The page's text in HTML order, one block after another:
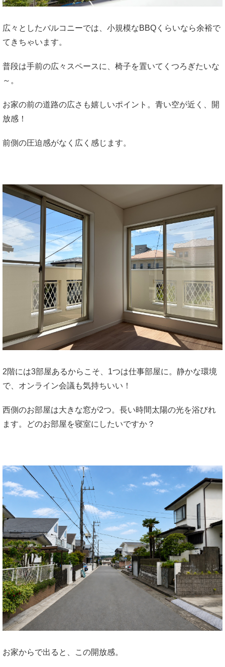
広々としたバルコニーでは、小規模なBBQくらいなら余裕で
てきちゃいます。
普段は手前の広々スペースに、椅子を置いてくつろぎたいな
～。
お家の前の道路の広さも嬉しいポイント。青い空が近く、開
放感！
前側の圧迫感がなく広く感じます。
2階には3部屋あるからこそ、1つは仕事部屋に。静かな環境
で、オンライン会議も気持ちいい！
西側のお部屋は大きな窓が2つ。長い時間太陽の光を浴びれ
ます。どのお部屋を寝室にしたいですか？
お家からで出ると、この開放感。